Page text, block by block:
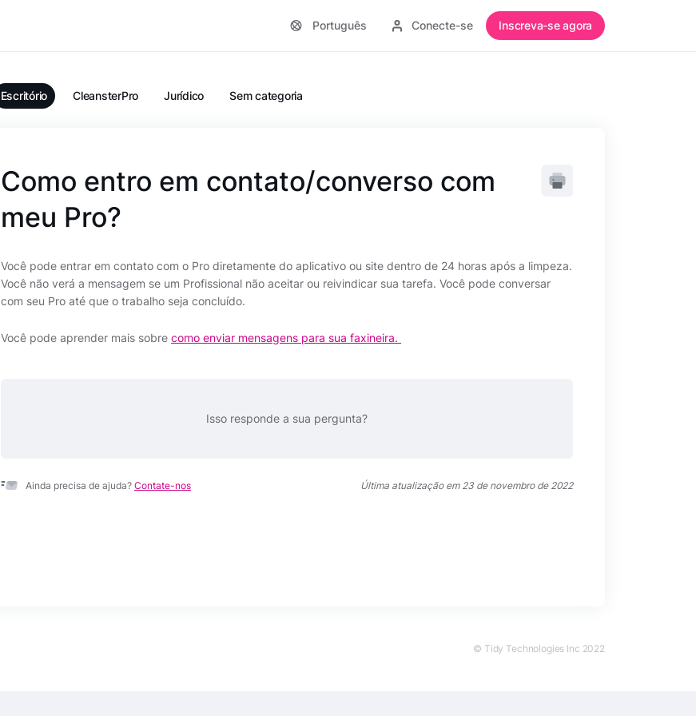
Português Conecte-se Inscreva-se agora
Escritório CleansterPro Jurídico Sem categoria
Como entro em contato/converso com
meu Pro?
Você pode entrar em contato com o Pro diretamente do aplicativo ou site dentro de 24 horas após a limpeza.
Você não verá a mensagem se um Profissional não aceitar ou reivindicar sua tarefa. Você pode conversar
com seu Pro até que o trabalho seja concluído.
Você pode aprender mais sobre como enviar mensagens para sua faxineira.
Isso responde a sua pergunta?
Ainda precisa de ajuda? Contate-nos Última atualização em 23 de novembro de 2022
© Tidy Technologies Inc 2022